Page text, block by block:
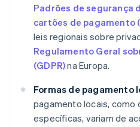
Padrões de segurança
cartões de pagamento
leis regionais sobre
Regulamento Geral
(GDPR)na Europa.
Formas de pagamento
pagamento locais, como
específicas, variam de